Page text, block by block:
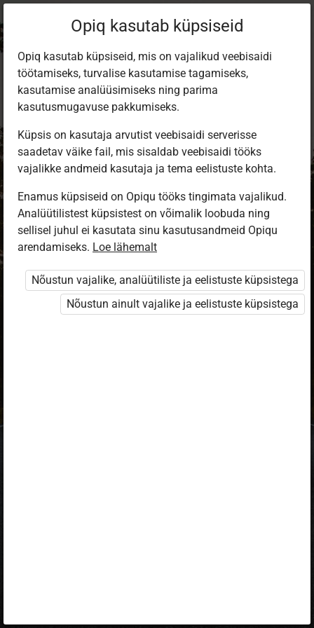
Sisene Opiqusse
Vali, kuidas end tuvastada
eKool
Stuudium
Opiq
HarID
Opiq kasutab küpsiseid
Opiq kasutab küpsiseid, mis on vajalikud veebisaidi
töötamiseks, turvalise kasutamise tagamiseks,
kasutamise analüüsimiseks ning parima
kasutusmugavuse pakkumiseks.
Küpsis on kasutaja arvutist veebisaidi serverisse
saadetav väike fail, mis sisaldab veebisaidi tööks
vajalikke andmeid kasutaja ja tema eelistuste kohta.
Enamus küpsiseid on Opiqu tööks tingimata vajalikud.
Analüütilistest küpsistest on võimalik loobuda ning
sellisel juhul ei kasutata sinu kasutusandmeid Opiqu
arendamiseks. Loe lähemalt
Nõustun vajalike, analüütiliste ja eelistuste küpsistega
Nõustun ainult vajalike ja eelistuste küpsistega